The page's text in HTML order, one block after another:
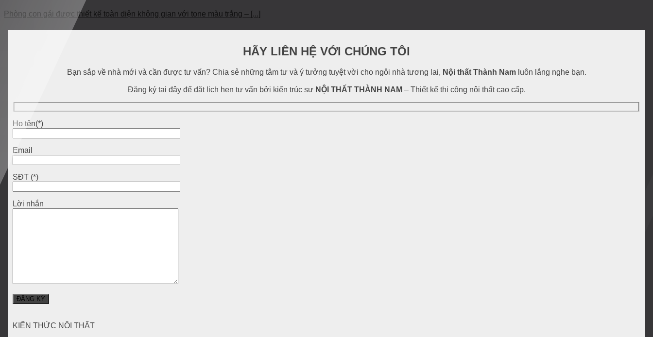
Phòng con gái được thiết kế toàn diện không gian với tone màu trắng – [...]
HÃY LIÊN HỆ VỚI CHÚNG TÔI
Bạn sắp về nhà mới và cần được tư vấn? Chia sẻ những tâm tư và ý tưởng tuyệt vời cho ngôi nhà tương lai, Nội thất Thành Namluôn lắng nghe bạn.
Đăng ký tại đây để đặt lịch hẹn tư vấn bởi kiến trúc sư NỘI THẤT THÀNH NAM – Thiết kế thi công nội thất cao cấp.
Họ tên(*)
Email
SĐT (*)
Lời nhắn
KIẾN THỨC NỘI THẤT